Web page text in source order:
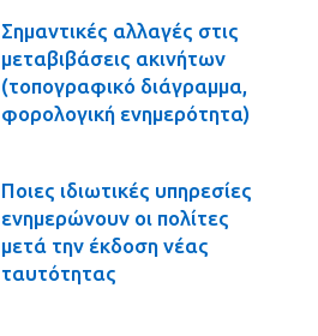
Σημαντικές αλλαγές στις
μεταβιβάσεις ακινήτων
(τοπογραφικό διάγραμμα,
φορολογική ενημερότητα)
Ποιες ιδιωτικές υπηρεσίες
ενημερώνουν οι πολίτες
μετά την έκδοση νέας
ταυτότητας